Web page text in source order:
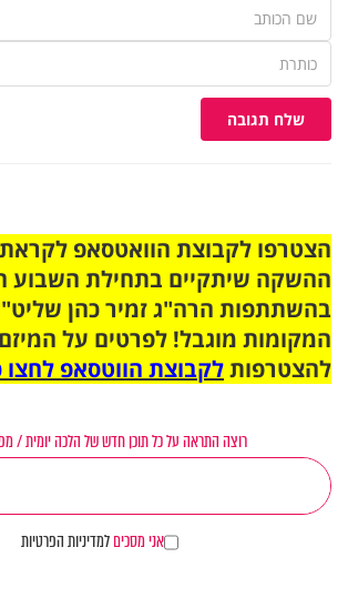
שלח תגובה
ההשקה שיתקיים בתחילת השבוע
בהשתתפות הרה"ג זמיר כהן
המקומות מוגבל! לפרטים על המיזם
להצטרפותלקבוצת הווטסאפ לחצו
רוצה התראה על כל תוכן חדש של הלכה יומית /
אני מסכיםלמדיניות הפרטיות